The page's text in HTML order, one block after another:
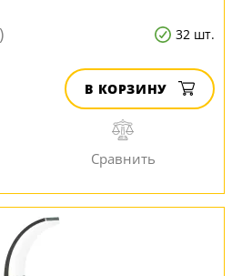
32 шт.
В КОРЗИНУ